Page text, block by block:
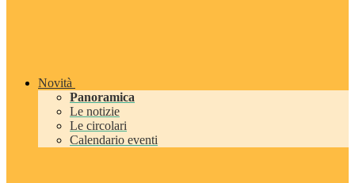
Novità
Panoramica
Le notizie
Le circolari
Calendario eventi